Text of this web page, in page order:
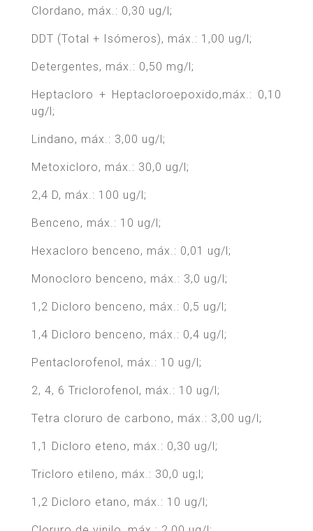
Clordano, máx.: 0,30 ug/l;
DDT (Total + Isómeros), máx.: 1,00 ug/l;
Detergentes, máx.: 0,50 mg/l;
Heptacloro + Heptacloroepoxido,máx.: 0,10
ug/l;
Lindano, máx.: 3,00 ug/l;
Metoxicloro, máx.: 30,0 ug/l;
2,4 D, máx.: 100 ug/l;
Benceno, máx.: 10 ug/l;
Hexacloro benceno, máx.: 0,01 ug/l;
Monocloro benceno, máx.: 3,0 ug/l;
1,2 Dicloro benceno, máx.: 0,5 ug/l;
1,4 Dicloro benceno, máx.: 0,4 ug/l;
Pentaclorofenol, máx.: 10 ug/l;
2, 4, 6 Triclorofenol, máx.: 10 ug/l;
Tetra cloruro de carbono, máx.: 3,00 ug/l;
1,1 Dicloro eteno, máx.: 0,30 ug/l;
Tricloro etileno, máx.: 30,0 ug;l;
1,2 Dicloro etano, máx.: 10 ug/l;